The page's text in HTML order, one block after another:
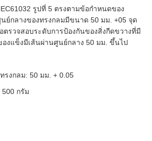
รูปที่ 5 ตรงตามข้อกำหนดของ
ย์กลางของทรงกลมมีขนาด 50 มม. +05 จุด
ตรวจสอบระดับการป้องกันของสิ่งกีดขวางที่มี
งแข็งมีเส้นผ่านศูนย์กลาง 50 มม. ขึ้นไป
รงกลม: 50 มม. + 0.05
กรัม